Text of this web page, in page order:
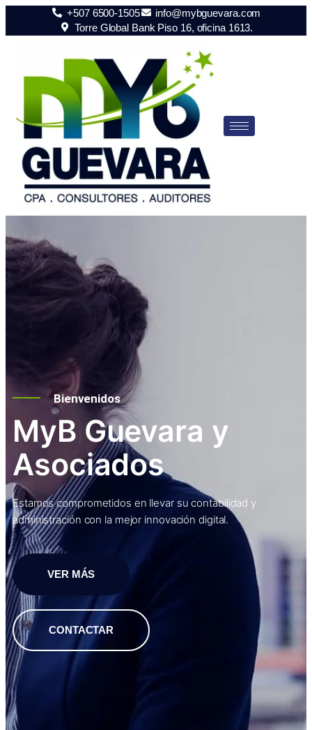
+507 6500-1505
info@mybguevara.com
Torre Global Bank Piso 16, oficina 1613.
Bienvenidos
MyB Guevara y
Asociados
Estamos comprometidos en llevar su contabilidad y
administración con la mejor innovación digital.
VER MÁS
CONTACTAR